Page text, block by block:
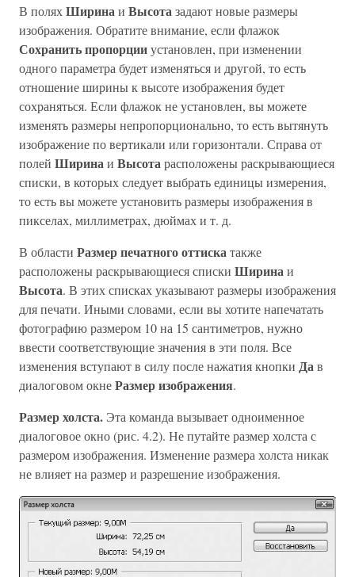
В поляхШирина и Высота задают новые размеры
изображения. Обратите внимание, если флажок
Сохранить пропорцииустановлен, при изменении
одного параметра будет изменяться и другой, то есть
отношение ширины к высоте изображения будет
сохраняться. Если флажок не установлен, вы можете
изменять размеры непропорционально, то есть вытянуть
изображение по вертикали или горизонтали. Справа от
полей Ширина и Высота расположены раскрывающиеся
списки, в которых следует выбрать единицы измерения,
то есть вы можете установить размеры изображения в
пикселах, миллиметрах, дюймах и т. д.
В области Размер печатного оттиска также
расположены раскрывающиеся списки Ширина и
Высота. В этих списках указывают размеры изображения
для печати. Иными словами, если вы хотите напечатать
фотографию размером 10 на 15 сантиметров, нужно
ввести соответствующие значения в эти поля. Все
изменения вступают в силу после нажатия кнопки Да в
диалоговом окнеРазмер изображения.
Размер холста. Эта команда вызывает одноименное
диалоговое окно (рис. 4.2). Не путайте размер холста с
размером изображения. Изменение размера холста никак
не влияет на размер и разрешение изображения.